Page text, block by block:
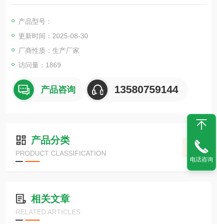
出发点，坚持精益求精，持续改进，追求超越客户期待的高质量
产品型号：
更新时间：2025-08-30
厂商性质：生产厂家
访问量：1869
产品咨询 13580759144
产品分类
PRODUCT CLASSIFICATION
相关文章
RELATED ARTICLES
电话咨询